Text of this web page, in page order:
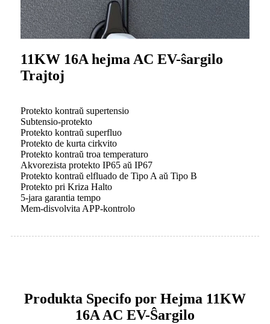
11KW 16A hejma AC EV-ŝargilo
Trajtoj
Protekto kontraŭ supertensio
Subtensio-protekto
Protekto kontraŭ superfluo
Protekto de kurta cirkvito
Protekto kontraŭ troa temperaturo
Akvorezista protekto IP65 aŭ IP67
Protekto kontraŭ elfluado de Tipo A aŭ Tipo B
Protekto pri Kriza Halto
5-jara garantia tempo
Mem-disvolvita APP-kontrolo
Produkta Specifo por Hejma 11KW
16A AC EV-Ŝargilo